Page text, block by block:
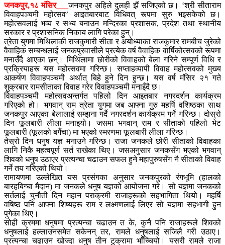
जनकपुर,१८ मंसिर___जनकपुर अहिले दुलही झैं सजिएको छ। ‘श्री सीताराम
विवाहपञ्चमी महोत्सव’ आइतबारबाट विधिवत् रूपमा सुरु भइसकेको छ।
महोत्सवलाई भव्य र सभ्य बनाउन मन्दिरका प्रशासक, प्रदेश तथा स्थानीय
सरकार र प्रशासनिक निकाय लागि परेका हुन्।
त्रेता युगमा मिथिलाकी राजकुमारी सीता र अयोध्याका राजकुमार रामबीच जुरेको
वैवाहिक सम्बन्धलाई जनकपुरवासीले प्रत्येक वर्ष वैवाहिक वार्षिकोत्सवको रूपमा
मनाउँदै आएका छन्। मिथिलामा छोरीको विवाहको बेला गरिने सम्पूर्ण विधि र
प्रक्रियाहरू यस महोत्सवमा गरिन्छ। सप्ताहव्यापी विवाह महोत्सवको मुख्य
आकर्षण विवाहपञ्चमी अर्थात् बिहे हुने दिन हुन्छ। यस वर्ष मंसिर २१ गते
शुक्रबार रामसीताका विवाह गरेर विवाहपञ्चमी मनाइँदै छ।
विवाहपञ्चमी महोत्सवअन्तर्गत पहिलो दिन आइतबार नगरदर्शन कार्यक्रम
गरिएको हो। भगवान् राम त्रेता युगमा जब आफ्ना गुरु महर्षि वशिष्ठका साथ
जनकपुर आएका बेलालाई सम्झना गर्दै नगरदर्शन कार्यक्रम गर्ने गरिन्छ। दोस्रो
दिन फूलबारी लीला मनाइयो। जसमा भगवान् राम र सीताको पहिलो भेट
फूलबारी (फूलको बगैंचा) मा भएको स्मरणमा फूलबारी लीला गरिन्छ।
तेस्रो दिन धनुष यज्ञ मनाउने गरिन्छ। राजा जनकले छोरी सीताको विवाहका
लागि निकै महत्वपूर्ण सर्त राखेका थिए। जसअनुसार जनकसँग भएको भगवान्
शिवको धनुष उठाएर प्रत्यन्चा चढाउन सफल हुने महापुरुषसँग नै सीताको विवाह
गर्ने तय गरिएको थियो।
रामायणमा उल्लेखित यस प्रसंगका अनुसार जनकपुरको रंगभूमि (हालको
बारहबिग्घा मैदान) मा जनकले धनुष यज्ञको आयोजना गरे। सो यज्ञमा जनकको
सर्तलाई चुनौती दिन महान पराक्रमी राजाहरूको सहभागिता थियो। महर्षि
वषिष्ठ पनि आफ्ना शिष्यहरू राम र लक्ष्मणलाई लिएर सो यज्ञमा सहभागी हुन
पुगेका थिए।
सोही क्रममा धनुषमा प्रत्यन्चा चढाउन त के, कुनै पनि राजाहरूले शिवको
धनुषलाई हल्लाउनसमेत सकेनन् तर, रामले धनुषलाई सजिलै गरी उठाए।
प्रत्यन्चा चढाउन खोज्दा धनुष तीन टुक्रामा भाँच्चियो। यसरी रामले राजा